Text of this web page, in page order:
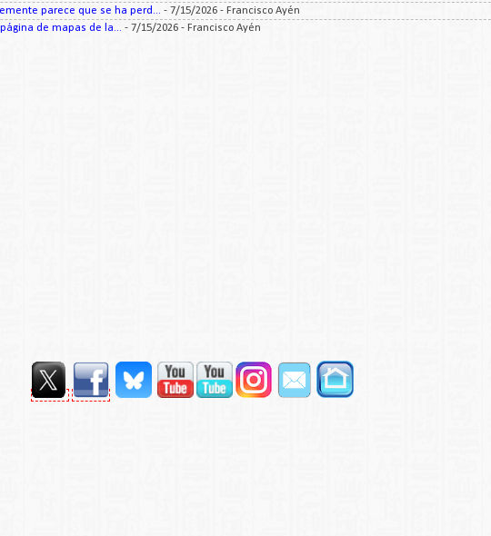
parece que se ha perd... - 7/15/2026 - Francisco Ayén
de mapas de la... - 7/15/2026 - Francisco Ayén